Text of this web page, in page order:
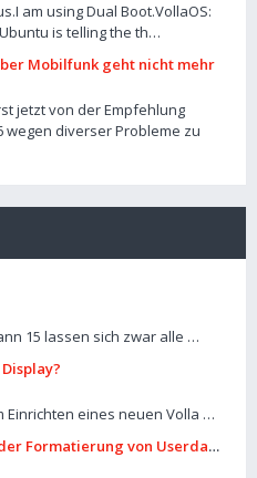
am using Dual Boot.VollaOS:
is telling the th…
Mobilfunk geht nicht mehr
jetzt von der Empfehlung
wegen diverser Probleme zu
15 lassen sich zwar alle …
Einrichten eines neuen Volla …
Formatierung von Userdata